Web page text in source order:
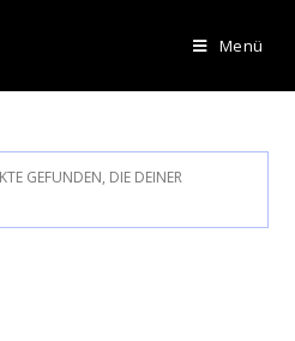
Menü
GEFUNDEN, DIE DEINER